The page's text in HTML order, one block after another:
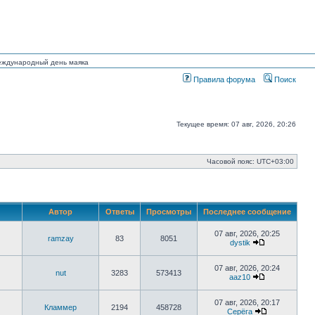
день маяка
Правила форума Поиск
Текущее время: 07 авг, 2026, 20:26
Часовой пояс: UTC+03:00
Автор Ответы Просмотры Последнее сообщение
ramzay 83 8051
07 авг, 2026, 20:25
dystik
к
последнему
nut 3283 573413
07 авг, 2026, 20:24
aaz10
к
последнему
сообщению
Кламмер 2194 458728
07 авг, 2026, 20:17
Серёга